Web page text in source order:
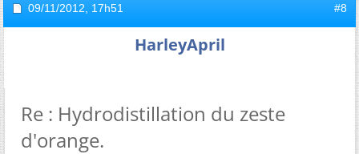
09/11/2012, 17h51 #8
HarleyApril
Re : Hydrodistillation du zeste
d'orange.